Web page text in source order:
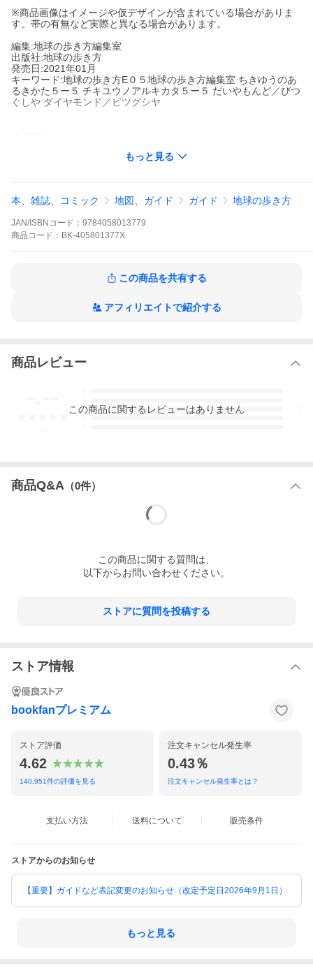
※商品画像はイメージや仮デザインが含まれている場合がありま
す。帯の有無など実際と異なる場合があります。
編集:地球の歩き方編集室
出版社:地球の歩き方
発売日:2021年01月
キーワード:地球の歩き方E０５地球の歩き方編集室 ちきゆうのあ
るきかた５ー５ チキユウノアルキカタ５ー５ だいやもんど／びつ
ぐしや ダイヤモンド／ビツグシヤ
地球の歩き方編集室
る地ならではの美しい風景、ここにだけ混在する文化の交差点
へ。※本書は、２０１８年１０月１０日にダイヤモンド社で発売
されたものを、学研プラスが引き継いで販売しています。
※本データはこの商品が発売された時点の情報です。
もっと見る
本、雑誌、コミック 地図、ガイド ガイド 地球の歩き方
JAN/ISBNコード： 9784058013779
商品 コード： BK-405801377X
この商品を共有する
アフィリエイトで紹介する
商品レビュー
3
この商品に関するレビューはありません
商品Q&A （0件）
この商品に関する質問は、
以下からお問い合わせください。
ストアに質問を投稿する
ストア情報
bookfanプレミアム
ストア評価
4.62
140,951件の評価を見る
注文キャンセル発生率
0.43％
注文キャンセル発生率とは？
支払い方法 送料について 販売条件
ストアからのお知らせ
【重要】ガイドなど表記変更のお知らせ（改定予定日2026年9月1日）
もっと見る